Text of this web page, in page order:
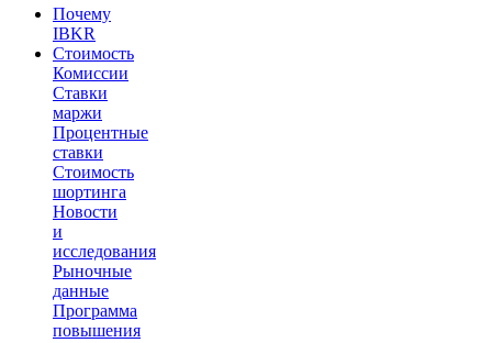
Почему
IBKR
Стоимость
Комиссии
Ставки
маржи
Процентные
ставки
Стоимость
шортинга
Новости
и
исследования
Рыночные
данные
Программа
повышения